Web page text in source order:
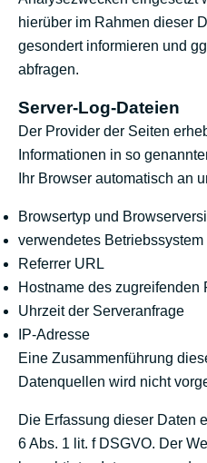
hierüber im Rahmen dieser
gesondert informieren und
abfragen.
Server-Log-Dateien
Der Provider der Seiten
Informationen in so
Ihr Browser automatisch an
Browsertyp und
verwendetes Betriebssystem
Referrer URL
Hostname des zugreifenden
Uhrzeit der Serveranfrage
IP-Adresse
Eine Zusammenführung
Datenquellen wird nicht
Die Erfassung dieser Daten
6 Abs. 1 lit. f DSGVO. Der